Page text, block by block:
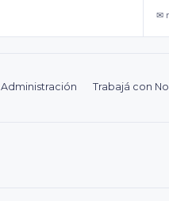
✉
Administración Trabajá con